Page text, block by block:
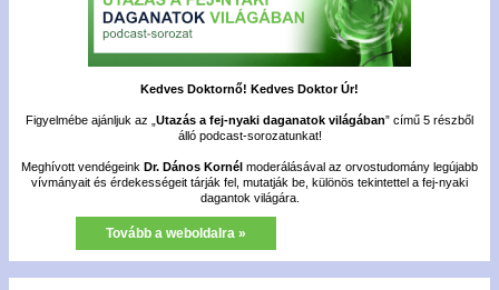
Kedves Doktornő! Kedves Doktor Úr!
Figyelmébe ajánljuk az „ Utazás a fej-nyaki daganatok világában” című 5 részből
álló podcast-sorozatunkat!
Meghívott vendégeink Dr. Dános Kornél moderálásával az orvostudomány legújabb
vívmányait és érdekességeit tárják fel, mutatják be, különös tekintettel a fej-nyaki
dagantok világára.
Tovább a weboldalra »